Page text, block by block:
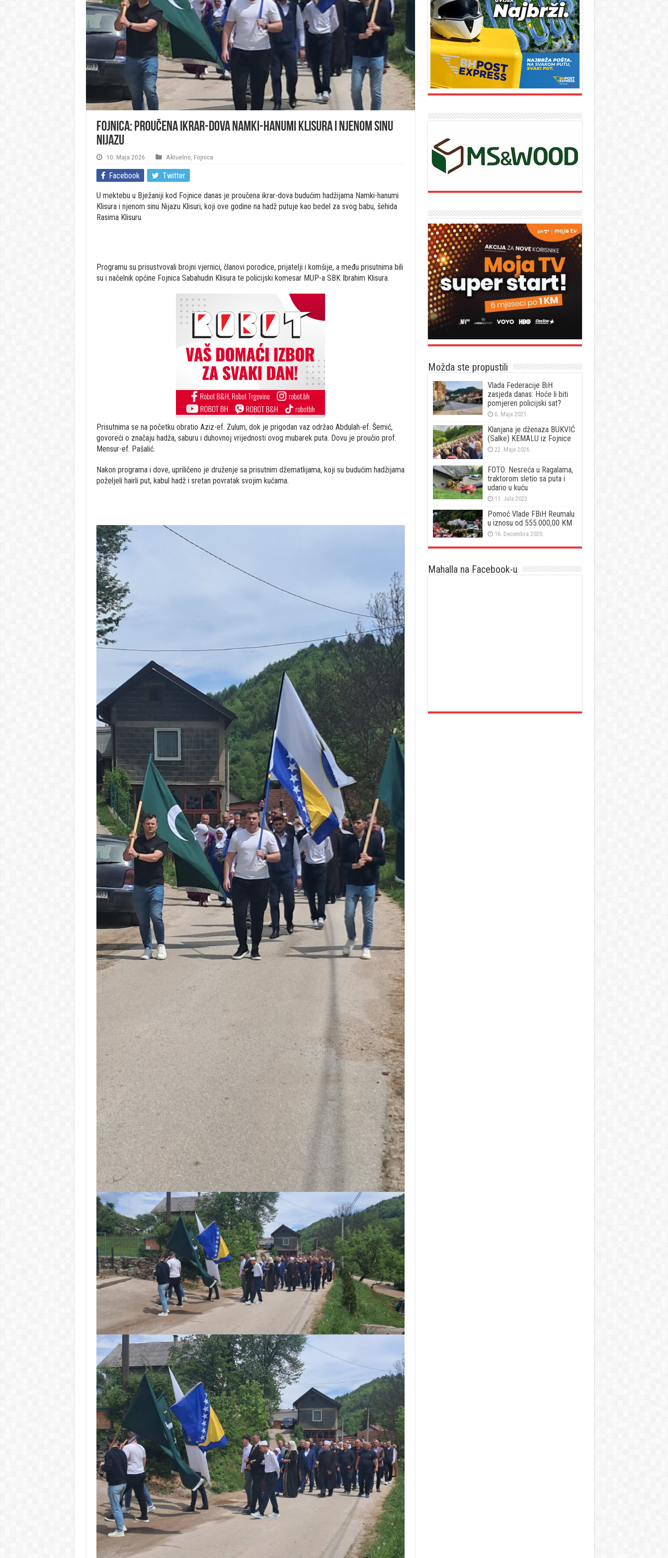
Fojnica: Proučena ikrar-dova Namki-hanumi Klisura i njenom sinu
Nijazu
10. Maja 2026. Aktuelno Fojnica
Facebook Twitter
U mektebu u Bježaniji kod Fojnice danas je proučena ikrar-dova budućim hadžijama Namki-hanumi
Klisura i njenom sinu Nijazu Klisuri, koji ove godine na hadž putuje kao bedel za svog babu, šehida
Rasima Klisuru.
Programu su prisustvovali brojni vjernici, članovi porodice, prijatelji i komšije, a među prisutnima bili
su i načelnik općine Fojnica Sabahudin Klisura te policijski komesar MUP-a SBK Ibrahim Klisura.
Prisutnima se na početku obratio Aziz-ef. Zulum, dok je prigodan vaz održao Abdulah-ef. Šemić,
govoreći o značaju hadža, saburu i duhovnoj vrijednosti ovog mubarek puta. Dovu je proučio prof.
Mensur-ef. Pašalić.
Nakon programa i dove, upriličeno je druženje sa prisutnim džematlijama, koji su budućim hadžijama
poželjeli hairli put, kabul hadž i sretan povratak svojim kućama.
Možda ste propustili
Vlada Federacije BiH
zasjeda danas: Hoće li biti
pomjeren policijski sat?
6. Maja 2021.
Klanjana je dženaza BUKVIĆ
(Salke) KEMALU iz Fojnice
22. Maja 2026.
FOTO: Nesreća u Ragalama,
traktorom sletio sa puta i
udario u kuću
11. Jula 2023.
Pomoć Vlade FBiH Reumalu
u iznosu od 555.000,00 KM
16. Decembra 2020.
Mahalla na Facebook-u